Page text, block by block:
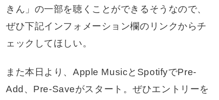
きん」の一部を聴くことができるそうなので、
ぜひ下記インフォメーション欄のリンクからチ
ェックしてほしい。
また本日より、Apple MusicとSpotifyでPre-
Add、Pre-Saveがスタート。ぜひエントリーを